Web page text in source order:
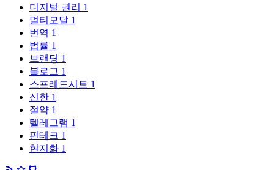
디지털 권리 1
멀티모달 1
번역 1
법률 1
브랜딩 1
블로그 1
스프레드시트 1
신한 1
절약 1
텔레그램 1
핀테크 1
현지화 1